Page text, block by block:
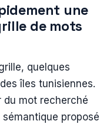
une
de mots
quelques
îles tunisiennes.
du mot recherché
proposé